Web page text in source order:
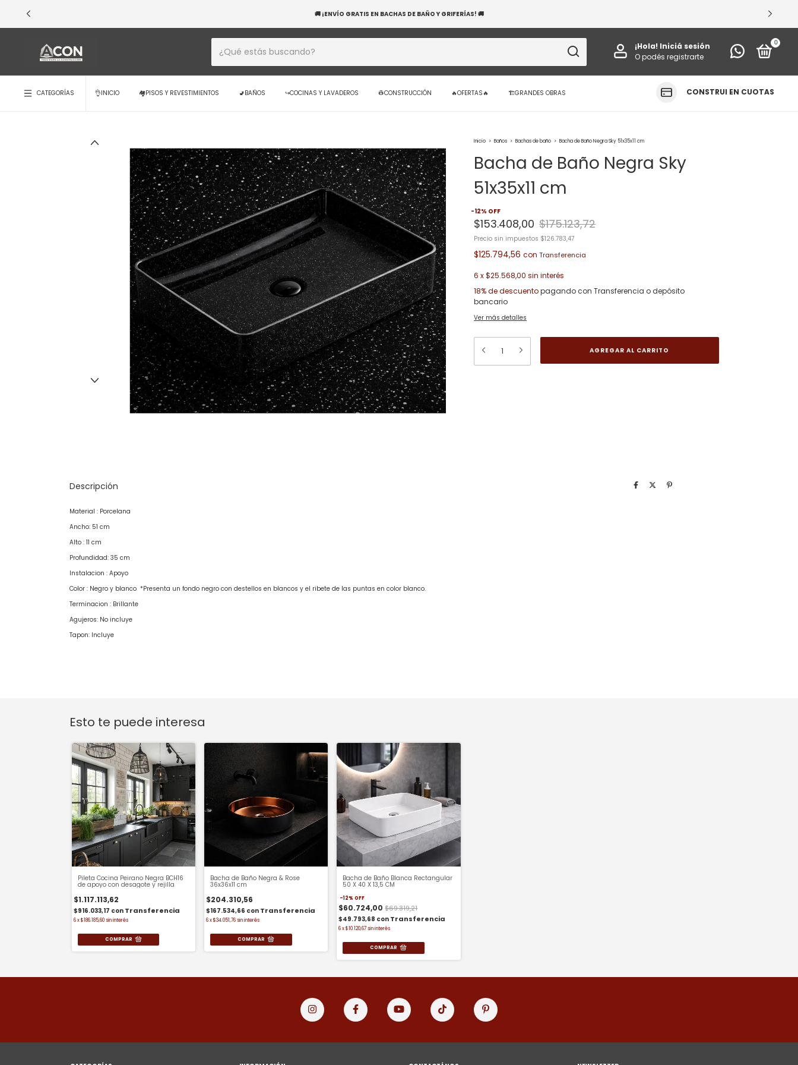
💳 ¡EXCLUSIVO BANCO NACIÓN! 20 CUOTAS SIN INTERÉS EN TUS COMPRAS — APROVECHÁ HOY Y RENOVÁ TUS ESPACIOS
¡Hola! Iniciá sesión
O podés registrarte
0
CATEGORÍAS 👌INICIO 🏘️PISOS Y REVESTIMIENTOS 🚽BAÑOS ↪️COCINAS Y LAVADEROS 👷CONSTRUCCIÓN 🔥OFERTAS🔥 🏗️GRANDES OBRAS CONSTRUI EN CUOTAS
Inicio > Baños > Bachas de baño > Bacha de Baño Negra Sky 51x35x11 cm
Bacha de Baño Negra Sky
51x35x11 cm
-12% OFF
$153.408,00 $175.123,72
Precio sin impuestos $126.783,47
$125.794,56 con
6 x$25.568,00 sin interés
18% de descuentopagando con Transferencia o depósito
bancario
Ver más detalles
Descripción
Material : Porcelana
Ancho: 51 cm
Alto : 11 cm
Profundidad: 35 cm
Instalacion : Apoyo
Color : Negro y blanco *Presenta un fondo negro con destellos en blancos y el ribete de las puntas en color blanco.
Terminacion : Brillante
Agujeros: No incluye
Tapon: Incluye
Esto te puede interesa
Pileta Cocina Peirano Negra BCH16
de apoyo con desagote y rejilla
$1.117.113,62
$916.033,17 con
6x$186.185,60sin interés
Bacha de Baño Negra & Rose
36x36x11 cm
$204.310,56
$167.534,66 con
6x$34.051,76sin interés
Bacha de Baño Blanca Rectangular
50 X 40 X 13,5 CM
-12%OFF
$60.724,00$69.319,21
$49.793,68 con
6 x$10.120,67 sin interés